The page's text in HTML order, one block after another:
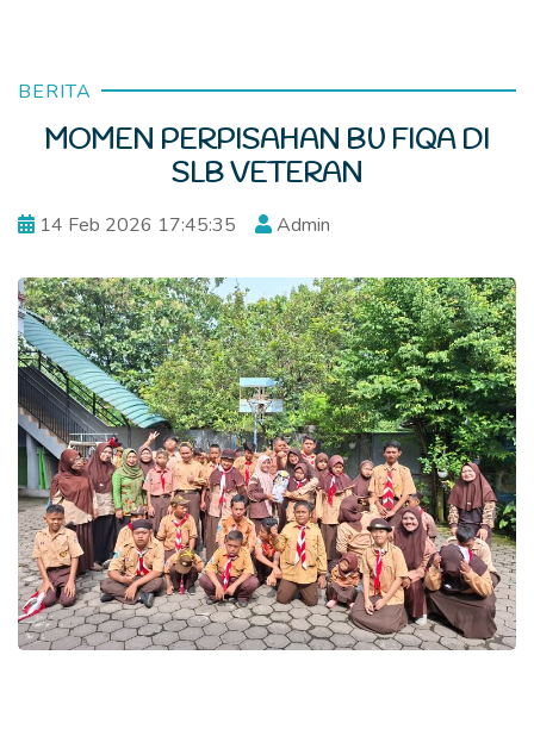
BERITA
MOMEN PERPISAHAN BU FIQA DI
SLB VETERAN
14 Feb 2026 17:45:35 Admin